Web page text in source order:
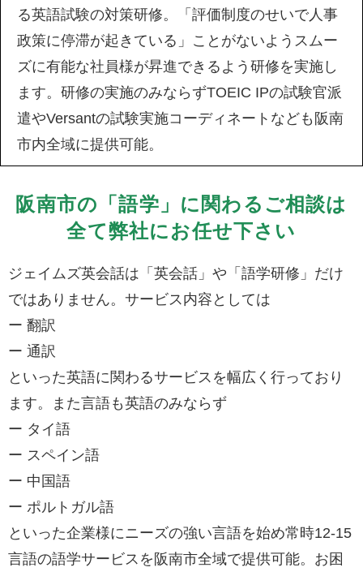
る英語試験の対策研修。「評価制度のせいで人事
政策に停滞が起きている」ことがないようスムー
ズに有能な社員様が昇進できるよう研修を実施し
ます。研修の実施のみならずTOEIC IPの試験官派
遣やVersantの試験実施コーディネートなども阪南
市内全域に提供可能。
阪南市の「語学」に関わるご相談は
全て弊社にお任せ下さい
ジェイムズ英会話は「英会話」や「語学研修」だけ
ではありません。サービス内容としては
ー 翻訳
ー 通訳
といった英語に関わるサービスを幅広く行っており
ます。また言語も英語のみならず
ー タイ語
ー スペイン語
ー 中国語
ー ポルトガル語
といった企業様にニーズの強い言語を始め常時12-15
言語の語学サービスを阪南市全域で提供可能。お困